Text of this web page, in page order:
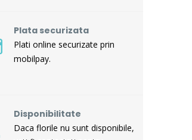
Plata securizata
Plati online securizate prin
mobilpay.
Disponibilitate
Daca florile nu sunt disponibile,